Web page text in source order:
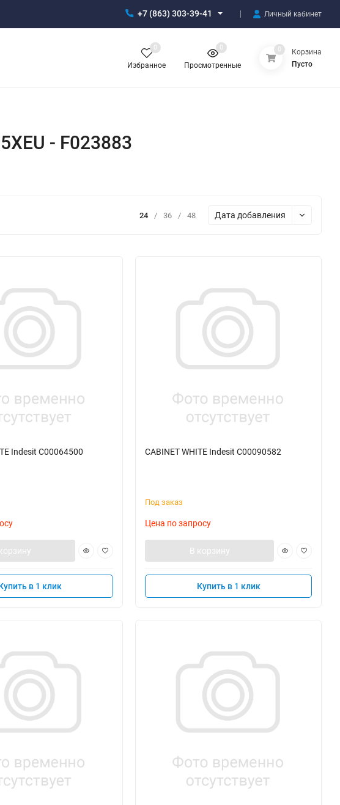
+7 (863) 303-39-41 Личный кабинет
Избранное
0
Просмотренные
0 0
Корзина
Пусто
- F023883
24 / 36 / 48 Дата добавления
Indesit C00064500
в 1 клик
CABINET WHITE Indesit C00090582
Под заказ
Цена по запросу
В корзину
Купить в 1 клик